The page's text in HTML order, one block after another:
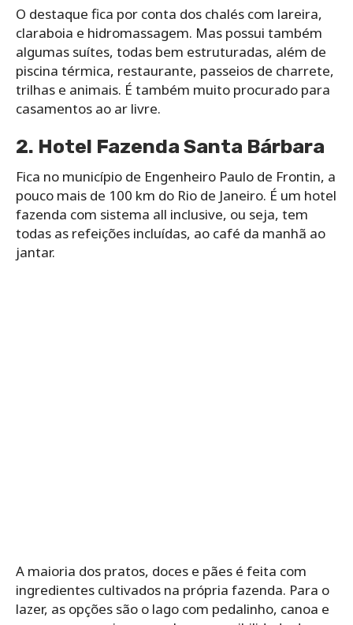
O destaque fica por conta dos chalés com lareira,
claraboia e hidromassagem. Mas possui também
algumas suítes, todas bem estruturadas, além de
piscina térmica, restaurante, passeios de charrete,
trilhas e animais. É também muito procurado para
casamentos ao ar livre.
2. Hotel Fazenda Santa Bárbara
Fica no município de Engenheiro Paulo de Frontin, a
pouco mais de 100 km do Rio de Janeiro. É um hotel
fazenda com sistema all inclusive, ou seja, tem
todas as refeições incluídas, ao café da manhã ao
jantar.
A maioria dos pratos, doces e pães é feita com
ingredientes cultivados na própria fazenda. Para o
lazer, as opções são o lago com pedalinho, canoa e